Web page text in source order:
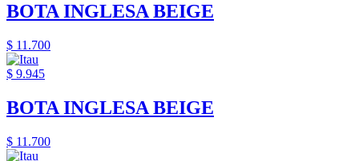
BOTA INGLESA BEIGE
$ 11.700
$ 9.945
BOTA INGLESA BEIGE
$ 11.700